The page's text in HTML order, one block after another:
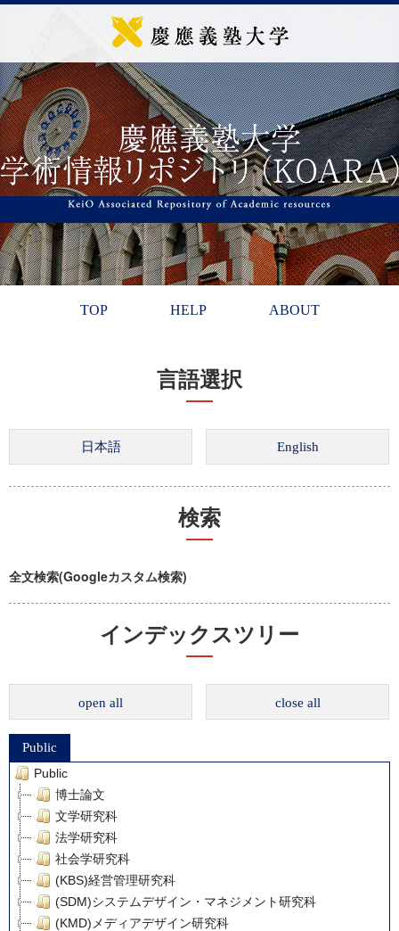
TOP HELP ABOUT
言語選択
検索
全文検索(Googleカスタム検索)
インデックスツリー
open all close all
Public
Public
博士論文
文学研究科
法学研究科
社会学研究科
(KBS)経営管理研究科
(SDM)システムデザイン・マネジメント研究科
(KMD)メディアデザイン研究科